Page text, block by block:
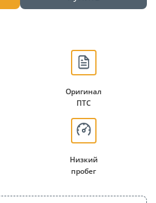
Оригинал
ПТС
Низкий
пробег